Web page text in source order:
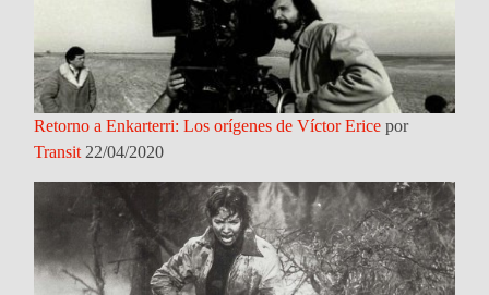
Retorno a Enkarterri: Los orígenes de Víctor Erice por
Transit 22/04/2020